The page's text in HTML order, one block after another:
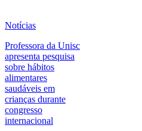
Notícias
Professora da Unisc
apresenta pesquisa
sobre hábitos
alimentares
saudáveis em
crianças durante
congresso
internacional